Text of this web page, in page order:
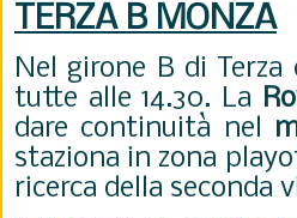
T ERZA B MONZA
Nel girone B di
tutte alle 14.30. La
dare continuità nel
staziona in zona
ricerca della seconda